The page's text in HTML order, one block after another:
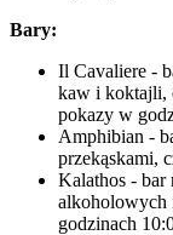
Bary:
Il Cavaliere -
kaw i koktajli,
pokazy w
Amphibian -
przekąskami,
Kalathos - bar
alkoholowych
godzinach